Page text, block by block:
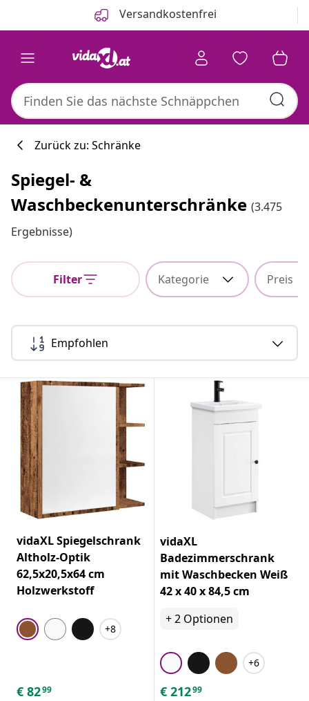
Versandkostenfrei
#sharemevidaxl
Zurück zu: Schränke
Spiegel- &
Waschbeckenunterschränke (3.475
Ergebnisse)
Filter Kategorie Preis
Empfohlen
vidaXL Spiegelschrank
Altholz-Optik
62,5x20,5x64 cm
Holzwerkstoff
+8
€ 8299
vidaXL
Badezimmerschrank
mit Waschbecken Weiß
42 x 40 x 84,5 cm
+2 Optionen
+6
€ 21299